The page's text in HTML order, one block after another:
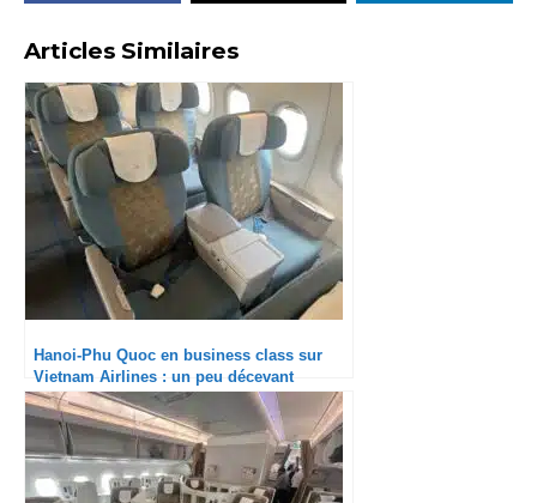
Articles Similaires
Hanoi-Phu Quoc en business class sur
Vietnam Airlines : un peu décevant